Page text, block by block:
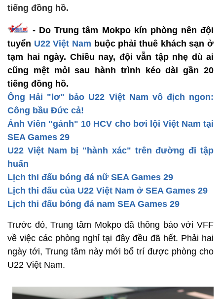
tiếng đồng hồ.
- Do Trung tâm Mokpo kín phòng nên đội
tuyển U22 Việt Nam buộc phải thuê khách sạn ở
tạm hai ngày. Chiều nay, đội vẫn tập nhẹ dù ai
cũng mệt mỏi sau hành trình kéo dài gần 20
tiếng đồng hồ.
Ông Hải "lơ" bảo U22 Việt Nam vô địch ngon:
Công bầu Đức cả!
Ánh Viên "gánh" 10 HCV cho bơi lội Việt Nam tại
SEA Games 29
U22 Việt Nam bị "hành xác" trên đường đi tập
huấn
Lịch thi đấu bóng đá nữ SEA Games 29
Lịch thi đấu của U22 Việt Nam ở SEA Games 29
Lịch thi đấu bóng đá nam SEA Games 29
Trước đó, Trung tâm Mokpo đã thông báo với VFF
về việc các phòng nghỉ tại đây đều đã hết. Phải hai
ngày tới, Trung tâm này mới bố trí được phòng cho
U22 Việt Nam.